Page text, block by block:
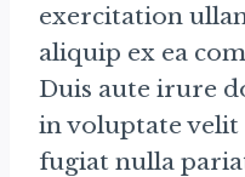
exercitation
aliquip ex ea
Duis aute irure
in voluptate velit
fugiat nulla